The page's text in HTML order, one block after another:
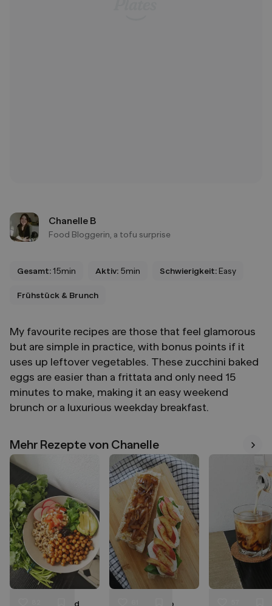
Chanelle B
Food Bloggerin, a tofu surprise
Gesamt:15min Aktiv: 5min Schwierigkeit:Easy
Frühstück & Brunch
My favourite recipes are those that feel glamorous
but are simple in practice, with bonus points if it
uses up leftover vegetables. These zucchini baked
eggs are easier than a frittata and only need 15
minutes to make, making it an easy weekend
brunch or a luxurious weekday breakfast.
Mehr Rezepte von Chanelle
Mexican flavored
Pickled rhubarb